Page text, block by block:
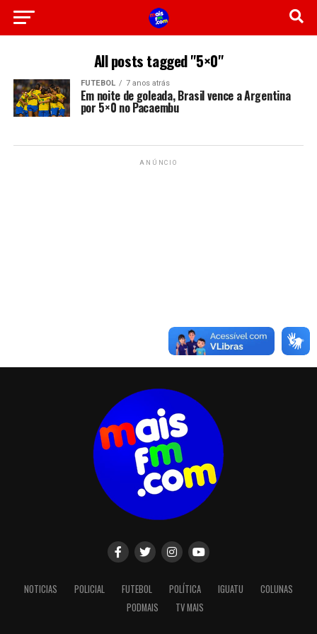
All posts tagged "5×0"
FUTEBOL 7 anos atrás
Em noite de goleada, Brasil vence a Argentina
por 5×0 no Pacaembu
ANÚNCIO
NOTICIAS POLICIAL FUTEBOL POLÍTICA IGUATU
COLUNAS
PODMAIS
TV MAIS